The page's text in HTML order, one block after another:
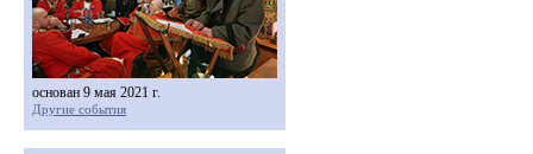
основан 9 мая 2021 г.
Другие события